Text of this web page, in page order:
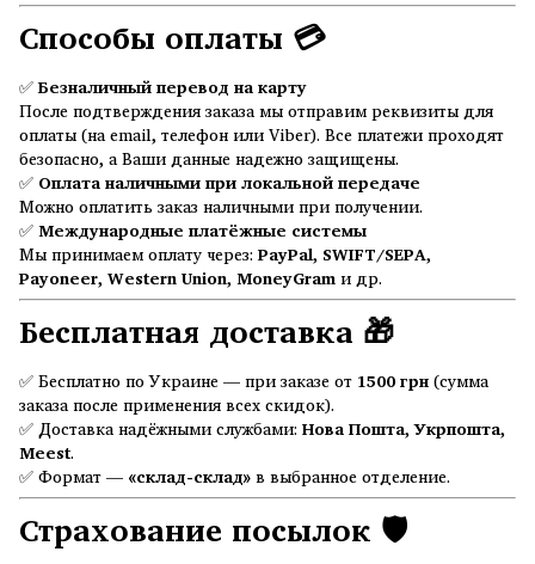
Способы оплаты 💳
✅Безналичный перевод на карту
После подтверждения заказа мы отправим реквизиты для
оплаты (на email, телефон или Viber). Все платежи проходят
безопасно, а Ваши данные надежно защищены.
✅ Оплата наличными при локальной передаче
Можно оплатить заказ наличными при получении.
✅Международные платёжные системы
Мы принимаем оплату через: PayPal, SWIFT/SEPA,
Payoneer, Western Union, MoneyGramи др.
Бесплатная доставка 🎁
✅ Бесплатно по Украине — при заказе от 1500 грн(сумма
заказа после применения всех скидок).
✅ Доставка надёжными службами: Нова Пошта,Укрпошта,
Meest.
✅ Формат — «склад-склад»в выбранное отделение.
Страхование посылок 🛡️